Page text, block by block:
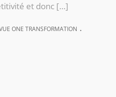
et donc […]
ONE TRANSFORMATION .